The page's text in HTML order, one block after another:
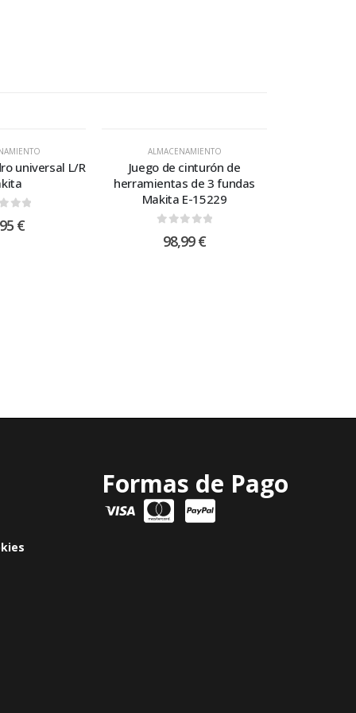
universal L/R
€
ALMACENAMIENTO
Juego de cinturón de
herramientas de 3 fundas
Makita E-15229
98,99€
Formas de Pago